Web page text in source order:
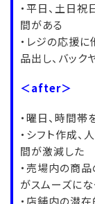
・平日、土日
間がある
・レジの応援
品出し、バッ
＜after＞
・曜日、時間
・シフト作成
間が激減した
・売場内の商
がスムーズにな
・店舗内の潜